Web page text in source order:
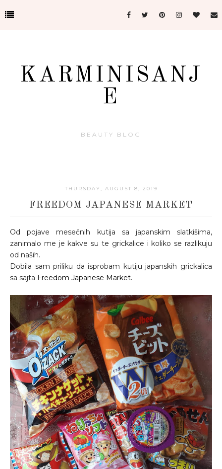
KARMINISANJ
E
BEAUTY BLOG
THURSDAY, AUGUST 8, 2019
FREEDOM JAPANESE MARKET
Od pojave mesečnih kutija sa japanskim slatkišima,
zanimalo me je kakve su te grickalice i koliko se razlikuju
od naših.
Dobila sam priliku da isprobam kutiju japanskih grickalica
sa sajta Freedom Japanese Market.